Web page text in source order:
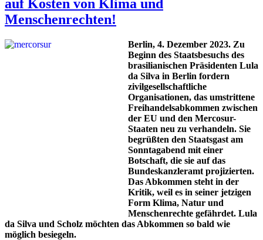
auf Kosten von Klima und
Menschenrechten!
Berlin, 4. Dezember 2023. Zu
Beginn des Staatsbesuchs des
brasilianischen Präsidenten Lula
da Silva in Berlin fordern
zivilgesellschaftliche
Organisationen, das umstrittene
Freihandelsabkommen zwischen
der EU und den Mercosur-
Staaten neu zu verhandeln. Sie
begrüßten den Staatsgast am
Sonntagabend mit einer
Botschaft, die sie auf das
Bundeskanzleramt projizierten.
Das Abkommen steht in der
Kritik, weil es in seiner jetzigen
Form Klima, Natur und
Menschenrechte gefährdet. Lula
da Silva und Scholz möchten das Abkommen so bald wie
möglich besiegeln.